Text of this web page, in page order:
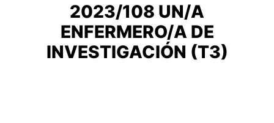
2023/108 UN/A
ENFERMERO/A DE
INVESTIGACIÓN (T3)